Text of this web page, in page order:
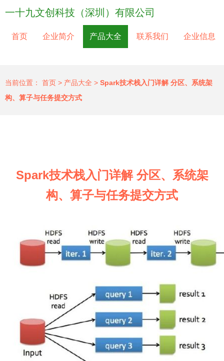
一十九文创科技（深圳）有限公司
首页 企业简介 产品大全 联系我们 企业信息
当前位置： 首页 > 产品大全 > Spark技术栈入门详解 分区、系统架
构、算子与任务提交方式
Spark技术栈入门详解 分区、系统架
构、算子与任务提交方式